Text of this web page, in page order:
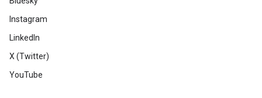
Instagram
LinkedIn
X (Twitter)
YouTube